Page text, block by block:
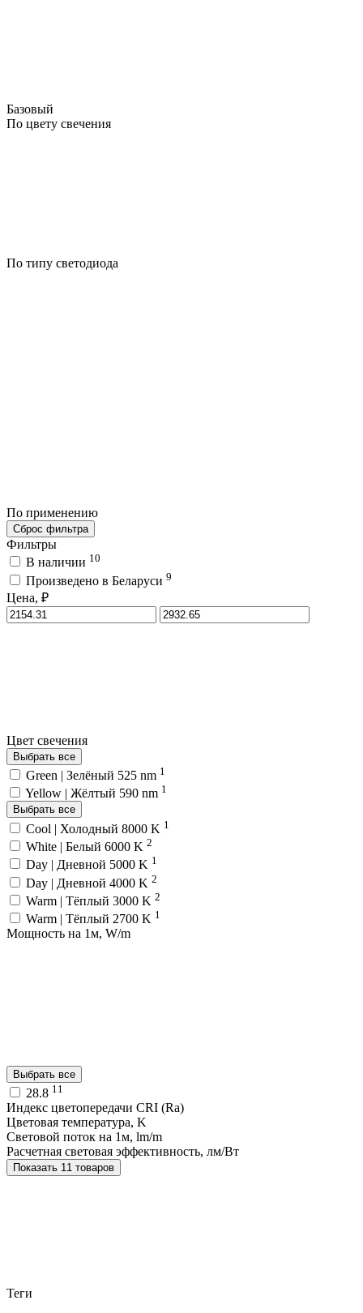
Базовый
По цвету свечения
По типу светодиода
По применению
Сброс фильтра
Фильтры
В наличии 10
Произведено в Беларуси 9
Цена, ₽
Цвет свечения
Выбрать все
Green | Зелёный 525 nm 1
Yellow | Жёлтый 590 nm 1
Выбрать все
Cool | Холодный 8000 K 1
White | Белый 6000 K 2
Day | Дневной 5000 K 1
Day | Дневной 4000 K 2
Warm | Тёплый 3000 K 2
Warm | Тёплый 2700 K 1
Мощность на 1м, W/m
Выбрать все
28.8 11
Индекс цветопередачи CRI (Ra)
Цветовая температура, K
Световой поток на 1м, lm/m
Расчетная световая эффективность, лм/Вт
Показать 11 товаров
Теги